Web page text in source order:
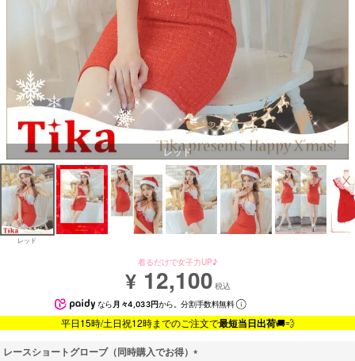
レッド
レッド
着るだけで女子力UP♪
¥ 12,100 税込
なら 月々4,033円から。分割手数料無料
平日15時/土日祝12時までのご注文で最短当日出荷🚚💨
レースショートグローブ（同時購入でお得）